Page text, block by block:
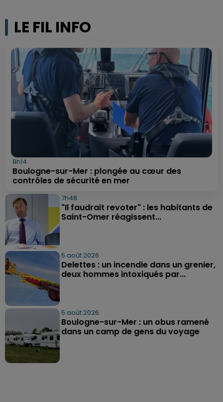
LE FIL INFO
8h14
Boulogne-sur-Mer : plongée au cœur des
contrôles de sécurité en mer
7h48
"Il faudrait revoter" : les habitants de
Saint-Omer réagissent...
5 août 2026
Delettes : un incendie dans un grenier,
deux hommes intoxiqués par...
5 août 2026
Boulogne-sur-Mer : un obus ramené
dans un camp de gens du voyage